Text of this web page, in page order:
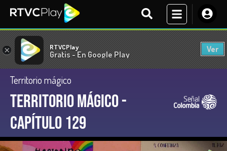
× RTVCPlay
Gratis - En Google Play
Ver
Territorio mágico
Territorio Mágico -
Capítulo 129